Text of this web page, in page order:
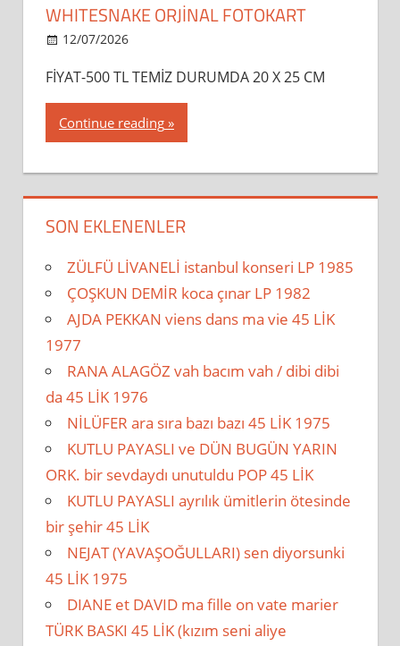
WHITESNAKE ORJİNAL FOTOKART
12/07/2026
FİYAT-500 TL TEMİZ DURUMDA 20 X 25 CM
Continue reading
SON EKLENENLER
ZÜLFÜ LİVANELİ istanbul konseri LP 1985
ÇOŞKUN DEMİR koca çınar LP 1982
AJDA PEKKAN viens dans ma vie 45 LİK
1977
RANA ALAGÖZ vah bacım vah / dibi dibi
da 45 LİK 1976
NİLÜFER ara sıra bazı bazı 45 LİK 1975
KUTLU PAYASLI ve DÜN BUGÜN YARIN
ORK. bir sevdaydı unutuldu POP 45 LİK
KUTLU PAYASLI ayrılık ümitlerin ötesinde
bir şehir 45 LİK
NEJAT (YAVAŞOĞULLARI) sen diyorsunki
45 LİK 1975
DIANE et DAVID ma fille on vate marier
TÜRK BASKI 45 LİK (kızım seni aliye